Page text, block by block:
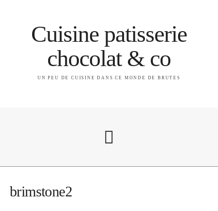
Cuisine patisserie
chocolat & co
UN PEU DE CUISINE DANS CE MONDE DE BRUTES
brimstone2